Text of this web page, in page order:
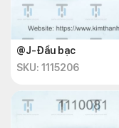
@J-Đầu bạc
SKU: 1115206